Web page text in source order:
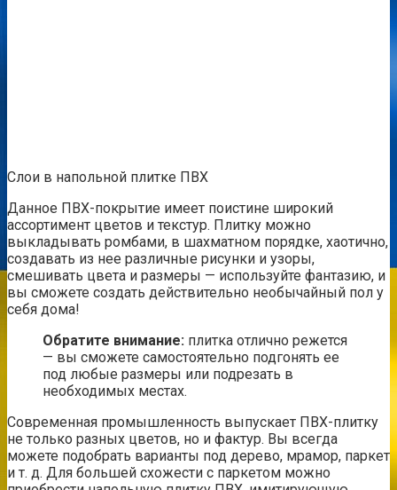
Слои в напольной плитке ПВХ
Данное ПВХ-покрытие имеет поистине широкий
ассортимент цветов и текстур. Плитку можно
выкладывать ромбами, в шахматном порядке, хаотично,
создавать из нее различные рисунки и узоры,
смешивать цвета и размеры — используйте фантазию, и
вы сможете создать действительно необычайный пол у
себя дома!
Обратите внимание: плитка отлично режется
— вы сможете самостоятельно подгонять ее
под любые размеры или подрезать в
необходимых местах.
Современная промышленность выпускает ПВХ-плитку
не только разных цветов, но и фактур. Вы всегда
можете подобрать варианты под дерево, мрамор, паркет
и т. д. Для большей схожести с паркетом можно